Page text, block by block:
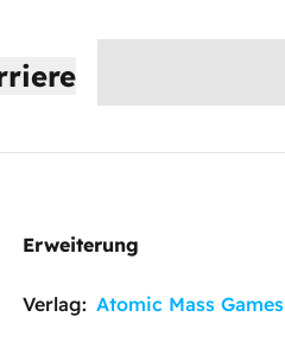
Erweiterung
Verlag: Atomic Mass Games